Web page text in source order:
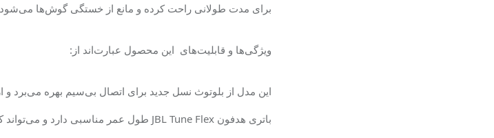
برای مدت طولانی راحت کرده و مانع از خستگی گوش‌ها
ویژگی‌ها و قابلیت‌های این محصول عبارت‌اند از :
این مدل از بلوتوث نسل جدید برای اتصال بی‌سیم بهره
باتری هدفون JBL Tune Flex طول عمر مناسبی دارد و می‌تواند